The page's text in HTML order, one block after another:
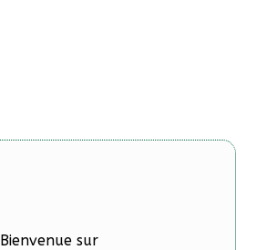
Bienvenue sur